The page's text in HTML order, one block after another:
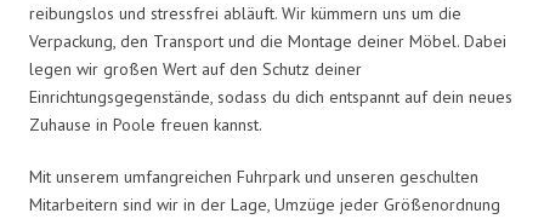
reibungslos und stressfrei abläuft. Wir kümmern uns um die
Verpackung, den Transport und die Montage deiner Möbel. Dabei
legen wir großen Wert auf den Schutz deiner
Einrichtungsgegenstände, sodass du dich entspannt auf dein neues
Zuhause in Poole freuen kannst.
Mit unserem umfangreichen Fuhrpark und unseren geschulten
Mitarbeitern sind wir in der Lage, Umzüge jeder Größenordnung